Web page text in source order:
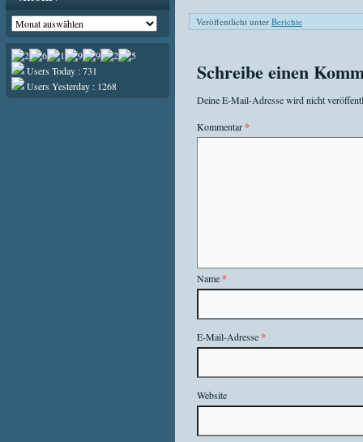
Archiv
Users Today : 731
Users Yesterday : 1268
Veröffentlicht unter Berichte
Schreibe einen
Deine E-Mail-Adresse wird nicht
Kommentar*
Name*
E-Mail-Adresse*
Website